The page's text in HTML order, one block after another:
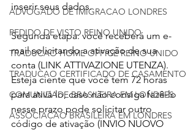
ADVOGADO DE IMIGRACAO LONDRES
PEDIDO DE VISTO REINO UNIDO
TRADUCAO HOME OFFICE REINO UNIDO
TRADUCAO CERTIFICADO DE CASAMENTO
COMUNIDADE BRASILEIRA EM LONDRES
ASSOCIACAO BRASILEIRA EM LONDRES
inserir seus dados.
Segunda etapa: você receberá um e-
mail solicitando a ativação de sua
conta (LINK ATTIVAZIONE UTENZA).
Esteja ciente que você tem 72 horas
para ativá-lo, caso não consiga fazê-lo
nesse prazo pode solicitar outro
código de ativação (INVIO NUOVO